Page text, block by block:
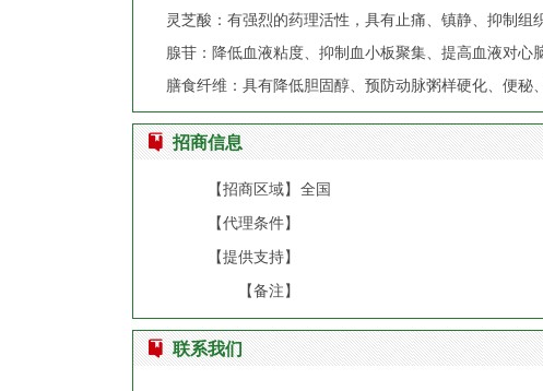
灵芝酸：有强烈的药理活性，具有止痛、镇静、抑制组
腺苷：降低血液粘度、抑制血小板聚集、提高血液对心
膳食纤维：具有降低胆固醇、预防动脉粥样硬化、便秘
招商信息
【招商区域】 全国
【代理条件】
【提供支持】
【备注】
联系我们